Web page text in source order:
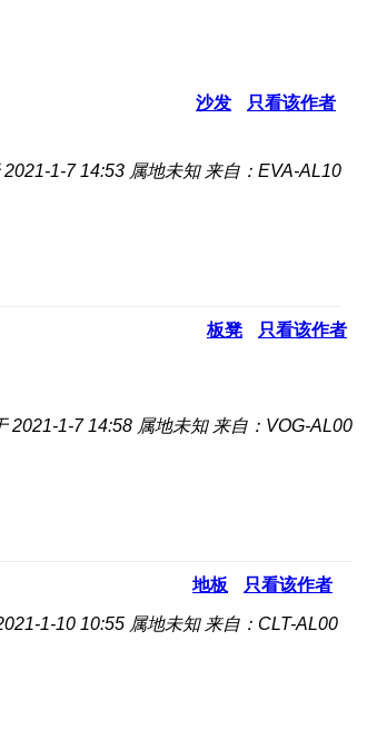
沙发 只看该作者
2021-1-7 14:53 属地未知 来自：EVA-AL10
板凳 只看该作者
2021-1-7 14:58 属地未知 来自：VOG-AL00
地板 只看该作者
1-10 10:55 属地未知 来自：CLT-AL00